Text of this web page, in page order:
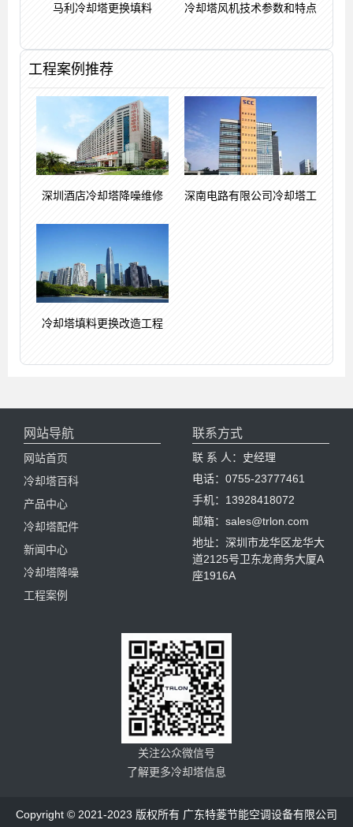
马利冷却塔更换填料 冷却塔风机技术参数和特点
工程案例推荐
深圳酒店冷却塔降噪维修 深南电路有限公司冷却塔工
冷却塔填料更换改造工程
网站导航
网站首页
冷却塔百科
产品中心
冷却塔配件
新闻中心
冷却塔降噪
工程案例
联系方式
联 系 人：史经理
电话：0755-23777461
手机：13928418072
邮箱：sales@trlon.com
地址：深圳市龙华区龙华大
道2125号卫东龙商务大厦A
座1916A
关注公众微信号
了解更多冷却塔信息
Copyright © 2021-2023 版权所有 广东特菱节能空调设备有限公司